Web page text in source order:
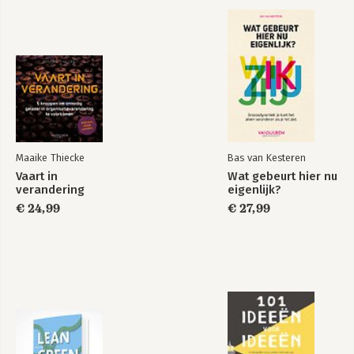
Klanten in de ‘Day After Tomorrow’ – Door Steven Van
Belleghem
Eindnoten
Fotoverantwoording
Over Peter Hinssen
Andere boeken van Peter Hinssen
Maaike Thiecke
Vaart in
verandering
€ 24,99
Bas van Kesteren
Wat gebeurt hier nu
eigenlijk?
€ 27,99